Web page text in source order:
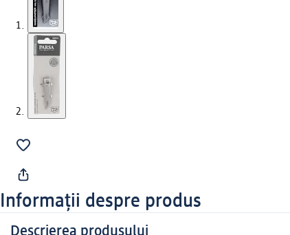
Informații despre produs
Descrierea produsului